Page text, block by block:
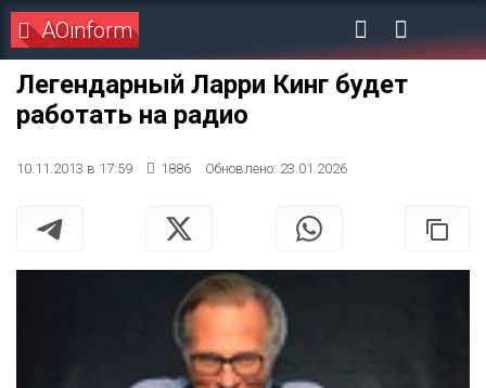
AOinform
Легендарный Ларри Кинг будет
работать на радио
10.11.2013 в 17:59 1886 Обновлено: 23.01.2026